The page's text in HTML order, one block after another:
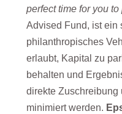
perfect time for you to
Advised Fund, ist ein
philanthropisches
erlaubt, Kapital zu
behalten und
direkte Zuschreibung
minimiert werden.